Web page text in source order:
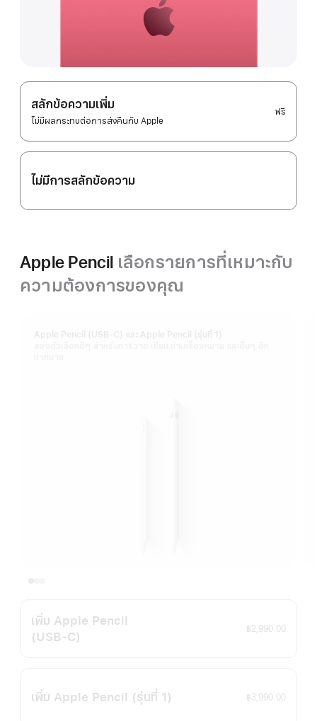
สลักข้อความเพิ่ม
ไม่มีผลกระทบต่อการส่งคืนกับ Apple
ฟรี
ไม่มีการสลักข้อความ
Apple Pencil เลือกรายการที่เหมาะกับ
ความต้องการของคุณ
เพิ่ม Apple Pencil
(USB‑C)
฿2,990.00
เพิ่ม Apple Pencil (รุ่นที่ 1) ฿3,990.00